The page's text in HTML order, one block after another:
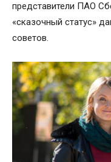
представители ПАО
«сказочный статус»
советов.